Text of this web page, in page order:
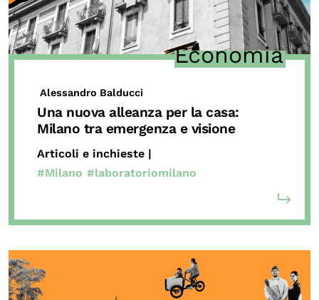
Economia
Alessandro Balducci
Una nuova alleanza per la casa:
Milano tra emergenza e visione
Articoli e inchieste |
#Milano #laboratoriomilano